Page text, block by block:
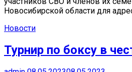
Новосибирской области для
Новости
Турнир по боксу в